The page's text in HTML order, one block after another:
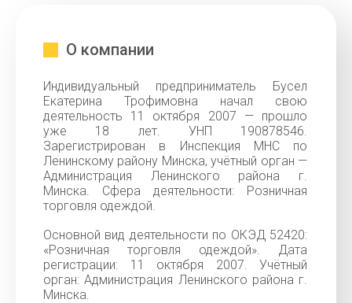
О компании
Индивидуальный предприниматель Бусел
Екатерина Трофимовна начал свою
деятельность 11 октября 2007 — прошло
уже 18 лет. УНП 190878546.
Зарегистрирован в Инспекция МНС по
Ленинскому району Минска, учётный орган —
Администрация Ленинского района г.
Минска. Сфера деятельности: Розничная
торговля одеждой.
Основной вид деятельности по ОКЭД 52420:
«Розничная торговля одеждой». Дата
регистрации: 11 октября 2007. Учётный
орган: Администрация Ленинского района г.
Минска.